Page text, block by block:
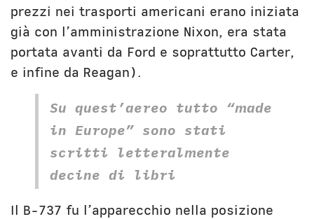
prezzi nei trasporti americani erano iniziata
già con l’amministrazione Nixon, era stata
portata avanti da Ford e soprattutto Carter,
e infine da Reagan).
Su quest’aereo tutto “made
in Europe” sono stati
scritti letteralmente
decine di libri
Il B-737 fu l’apparecchio nella posizione